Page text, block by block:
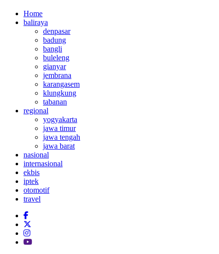
Home
baliraya
denpasar
badung
bangli
buleleng
gianyar
jembrana
karangasem
klungkung
tabanan
regional
yogyakarta
jawa timur
jawa tengah
jawa barat
nasional
internasional
ekbis
iptek
otomotif
travel